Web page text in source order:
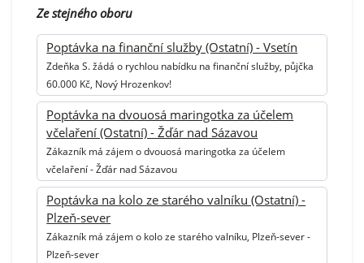
Ze stejného oboru
Poptávka na finanční služby (Ostatní) - Vsetín
Zdeňka S. žádá o rychlou nabídku na finanční služby, půjčka
60.000 Kč, Nový Hrozenkov!
Poptávka na dvouosá maringotka za účelem
včelaření (Ostatní) - Žďár nad Sázavou
Zákazník má zájem o dvouosá maringotka za účelem
včelaření - Žďár nad Sázavou
Poptávka na kolo ze starého valníku (Ostatní) -
Plzeň-sever
Zákazník má zájem o kolo ze starého valníku, Plzeň-sever -
Plzeň-sever